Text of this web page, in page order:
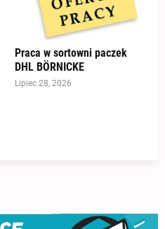
Praca w sortowni paczek
DHL BÖRNICKE
Lipiec 28, 2026